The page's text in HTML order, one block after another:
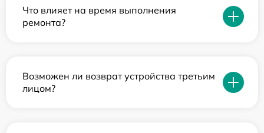
Что влияет на время выполнения
ремонта?
Возможен ли возврат устройства третьим
лицом?